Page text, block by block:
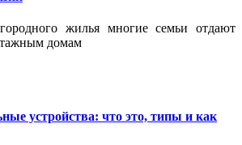
жилья многие семьи отдают
домам
устройства: что это, типы и как